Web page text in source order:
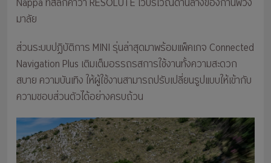
มาลัย
ส่วนระบบปฏิบัติการ MINI รุ่นล่าสุดมาพร้อมแพ็คเกจ Connected
Navigation Plus เติมเต็มอรรถรสการใช้งานทั้งความสะดวก
สบาย ความบันเทิง ให้ผู้ใช้งานสามารถปรับเปลี่ยนรูปแบบให้เข้ากับ
ความชอบส่วนตัวได้อย่างครบถ้วน